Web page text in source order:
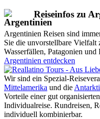
Reiseinfos zu
Argentinien Reisen sind
Sie die unvorstellbare Vielfalt
Wasserfällen, Patagonien
Argentinien entdecken
Wir sind ein Spezial-
Mittelamerika und die
Vorteile einer gut
Individualreise. Rundreisen,
individuell kombinierbar.